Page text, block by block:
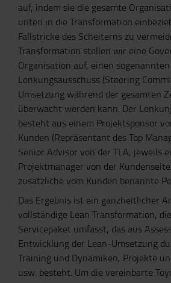
auf, indem sie die gesamte
unten in die Transformation
Fallstricke des Scheiterns zu
Transformation stellen wir eine
Organisation auf, einen sogenannten
Lenkungsausschuss (Steering
Umsetzung während der gesamten
überwacht werden kann. Der
besteht aus einem Projektsponsor
Kunden (Repräsentant des Top
Senior Advisor von der TLA, jeweils
Projektmanager von der
zusätzliche vom Kunden benannte
Das Ergebnis ist ein ganzheitlicher
vollständige Lean Transformation,
Servicepaket umfasst, das aus
Entwicklung der Lean-Umsetzung
Training und Dynamiken, Projekte
usw. besteht. Um die vereinbarte